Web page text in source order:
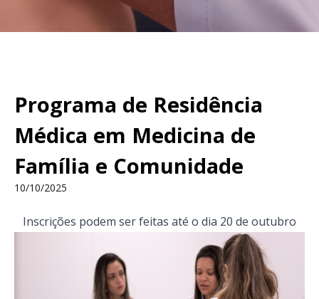
Programa de Residência
Médica em Medicina de
Família e Comunidade
10/10/2025
Inscrições podem ser feitas até o dia 20 de outubro